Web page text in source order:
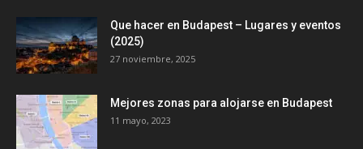
Que hacer en Budapest – Lugares y eventos
(2025)
27 noviembre, 2025
Mejores zonas para alojarse en Budapest
11 mayo, 2023